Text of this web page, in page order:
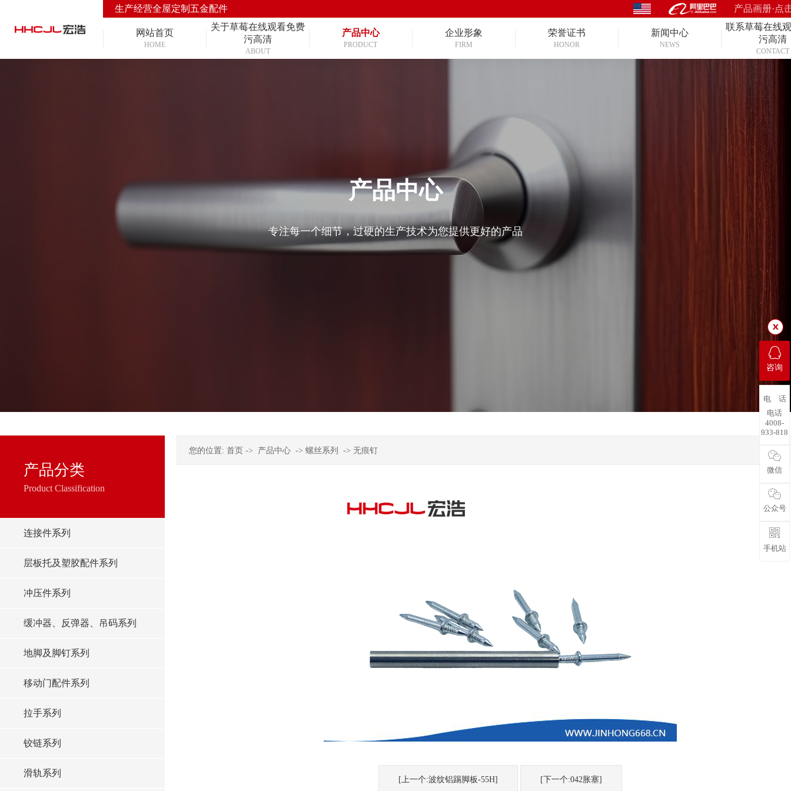
生产经营全屋定制五金配件 产品画册·点
网站首页
HOME
关于草莓在线观看免费
污高清
ABOUT
产品中心
PRODUCT
企业形象
FIRM
荣誉证书
HONOR
新闻中心
NEWS
联系草莓在线
污高清
CONTACT
产品中心
专注每一个细节，过硬的生产技术为您提供更好的产品
产品分类
Product Classification
连接件系列
层板托及塑胶配件系列
冲压件系列
缓冲器、反弹器、吊码系列
地脚及脚钉系列
移动门配件系列
拉手系列
铰链系列
滑轨系列
您的位置: 首页 -> 产品中心 -> 螺丝系列 -> 无痕钉
[上一个:波纹铝踢脚板-55H] [下一个:042胀塞]
咨询
电 话
电话
4008-
933-818
微信
公众号
手机站